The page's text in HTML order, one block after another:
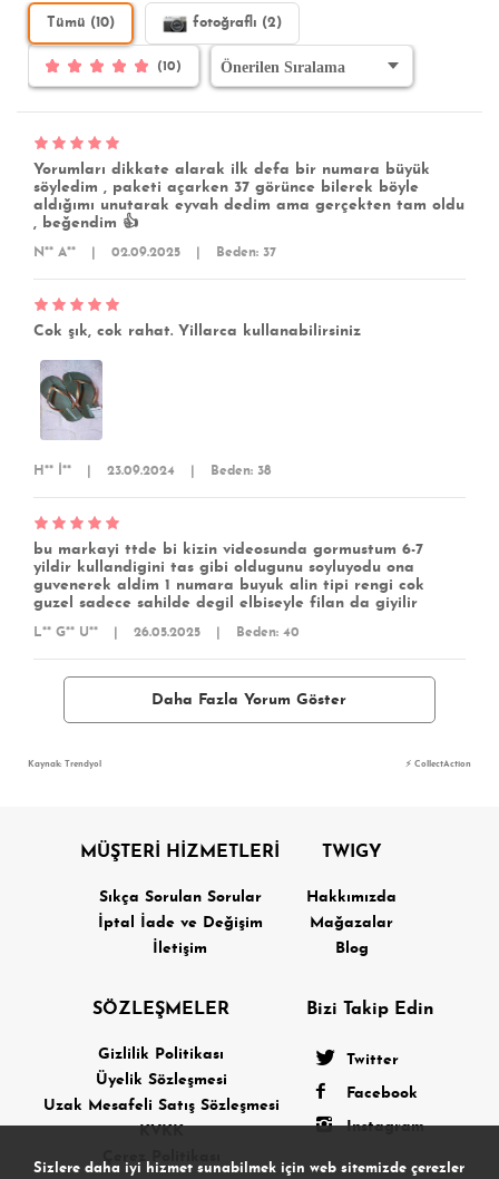
Tümü (10) fotoğraflı (2)
(10)
Yorumları dikkate alarak ilk defa bir numara büyük
söyledim , paketi açarken 37 görünce bilerek böyle
aldığımı unutarak eyvah dedim ama gerçekten tam oldu
, beğendim 👍
N** A** 02.09.2025 Beden: 37
Cok şık, cok rahat. Yillarca kullanabilirsiniz
H** İ** 23.09.2024 Beden: 38
bu markayi ttde bi kizin videosunda gormustum 6-7
yildir kullandigini tas gibi oldugunu soyluyodu ona
guvenerek aldim 1 numara buyuk alin tipi rengi cok
guzel sadece sahilde degil elbiseyle filan da giyilir
L** G** U** 26.05.2025 Beden: 40
Daha Fazla Yorum Göster
Kaynak: Trendyol ⚡ CollectAction
MÜŞTERİ HİZMETLERİ
Sıkça Sorulan Sorular
İptal İade ve Değişim
İletişim
TWIGY
Hakkımızda
Mağazalar
Blog
SÖZLEŞMELER
Gizlilik Politikası
Üyelik Sözleşmesi
Uzak Mesafeli Satış Sözleşmesi
Çerez Politikası
Bizi Takip Edin
Twitter
Facebook
Instagram
Sizlere daha iyi hizmet sunabilmek için web sitemizde çerezler